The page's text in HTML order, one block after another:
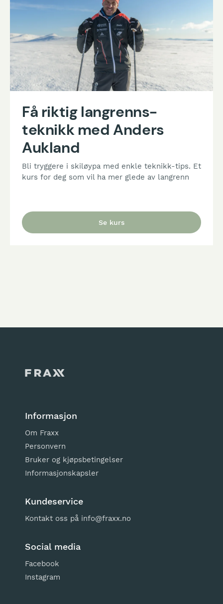
Få riktig langrenns-
teknikk med Anders
Aukland
Bli tryggere i skiløypa med enkle teknikk-tips. Et
kurs for deg som vil ha mer glede av langrenn
Se kurs
Informasjon
Om Fraxx
Personvern
Bruker og kjøpsbetingelser
Informasjonskapsler
Kundeservice
Kontakt oss på info@fraxx.no
Social media
Facebook
Instagram